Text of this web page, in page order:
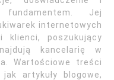
Jej
internetowych
klienci, poszukujący
kancelarię w
Wartościowe treści
artykuły blogowe,